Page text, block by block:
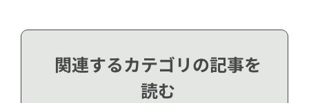
関連するカテゴリの記事を
読む